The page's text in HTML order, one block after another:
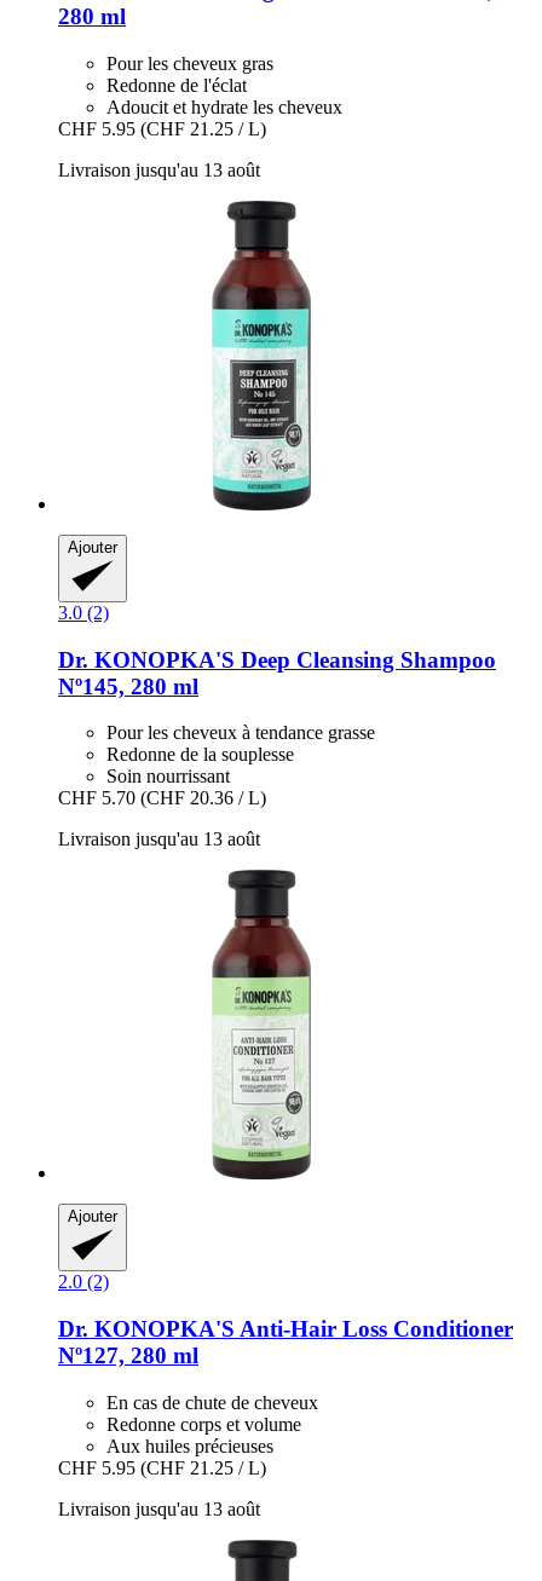
280 ml
Pour les cheveux gras
Redonne de l'éclat
Adoucit et hydrate les cheveux
CHF 5.95 (CHF 21.25 / L)
Livraison jusqu'au 13 août
Ajouter
3.0 (2)
Dr. KONOPKA'S Deep Cleansing Shampoo
Nº145, 280 ml
Pour les cheveux à tendance grasse
Redonne de la souplesse
Soin nourrissant
CHF 5.70 (CHF 20.36 / L)
Livraison jusqu'au 13 août
Ajouter
2.0 (2)
Dr. KONOPKA'S Anti-​Hair Loss Conditioner
Nº127, 280 ml
En cas de chute de cheveux
Redonne corps et volume
Aux huiles précieuses
CHF 5.95 (CHF 21.25 / L)
Livraison jusqu'au 13 août